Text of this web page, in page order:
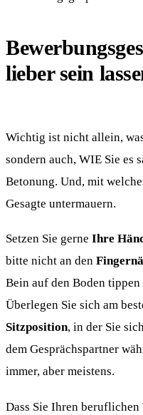
lieber sein
Wichtig ist nicht allein,
sondern auch, WIE Sie es
Betonung. Und, mit
Gesagte untermauern.
Setzen Sie gerne Ihre
bitte nicht an den
Bein auf den Boden tippen
Überlegen Sie sich am
Sitzposition, in der Sie
dem Gesprächspartner
immer, aber meistens.
Dass Sie Ihren